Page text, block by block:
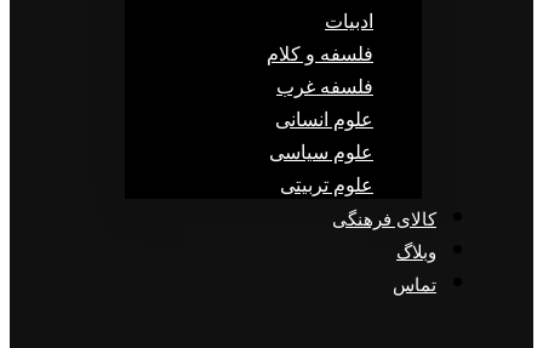
ادبیات
فلسفه و کلام
فلسفه غرب
علوم انسانی
علوم سیاسی
علوم تربیتی
کالای فرهنگی
وبلاگ
تماس